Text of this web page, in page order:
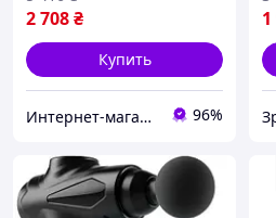
2 708₴
Купить
Интернет-магазин "Little Sam" 96%